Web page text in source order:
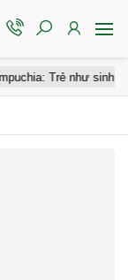
Trẻ như sinh viên,